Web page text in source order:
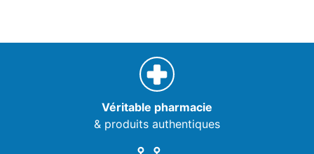
Véritable pharmacie
& produits authentiques